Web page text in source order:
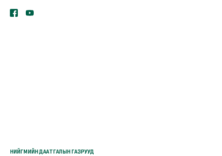
НИЙГМИЙН ДААТГАЛЫН ГАЗРУУД